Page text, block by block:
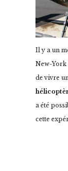
Il y a un
New-York
de vivre
a été
cette